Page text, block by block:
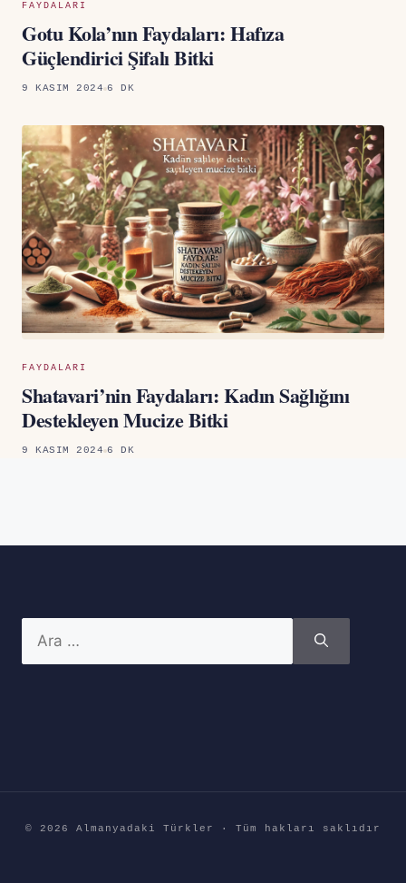
FAYDALARI
Gotu Kola’nın Faydaları: Hafıza
Güçlendirici Şifalı Bitki
9 KASIM 2024 6 DK
FAYDALARI
Shatavari’nin Faydaları: Kadın Sağlığını
Destekleyen Mucize Bitki
9 KASIM 2024 6 DK
ara
© 2026 Almanyadaki Türkler · Tüm hakları saklıdır